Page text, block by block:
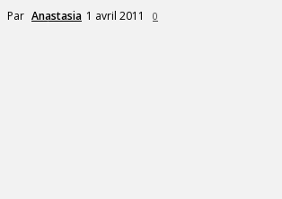
Par Anastasia 1 avril 2011 0